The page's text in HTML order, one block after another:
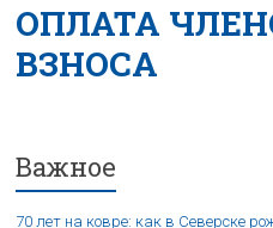
ОПЛАТА
ВЗНОСА
Важное
70 лет на ковре: как в Северске